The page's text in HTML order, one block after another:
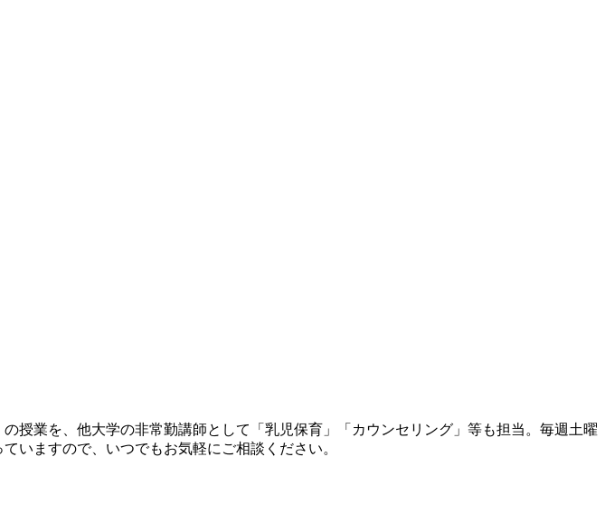
授業を、他大学の非常勤講師として「乳児保育」「カウンセリング」等も担当。毎週土曜
いますので、いつでもお気軽にご相談ください。